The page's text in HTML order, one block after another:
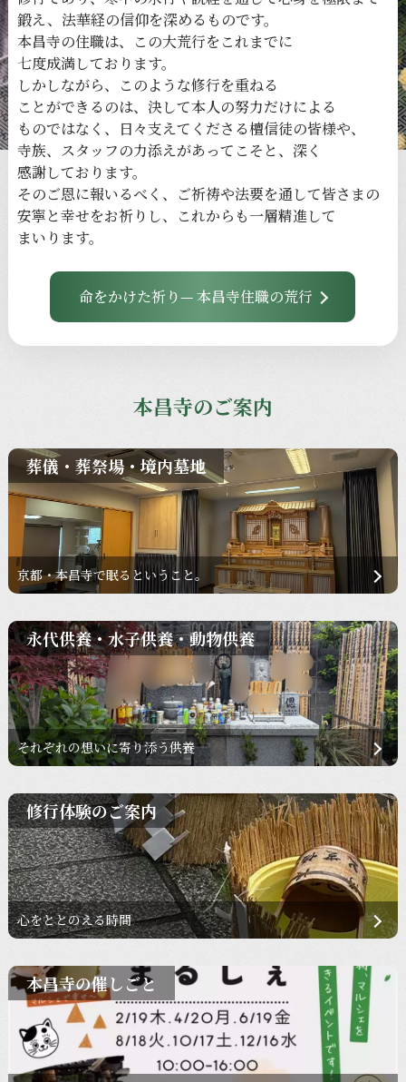
鍛え、 法華経の信仰を深める ものです。
本昌寺の住職は、 この大荒行をこれまでに
七度成満しております。
しかしながら、
このような修行を重ねる
ことができるのは、 決して本人の努力だけによる
ものではなく、
日々支えてくださる檀信徒の皆様や、
寺族、 スタッフの力添えがあってこそと、 深く
感謝しております。
そのご恩に報いるべく、 ご祈祷や法要を通して皆さまの
安寧と幸せをお祈りし、 これからも一層精進して
まいります。
命をかけた祈り— 本昌寺住職の荒行
本昌寺のご案内
葬儀・葬祭場・境内墓地
京都・本昌寺で眠るということ。
永代供養・水子供養・動物供養
それぞれの想いに寄り添う供養
修行体験のご案内
心をととのえる時間
本昌寺の催しごと